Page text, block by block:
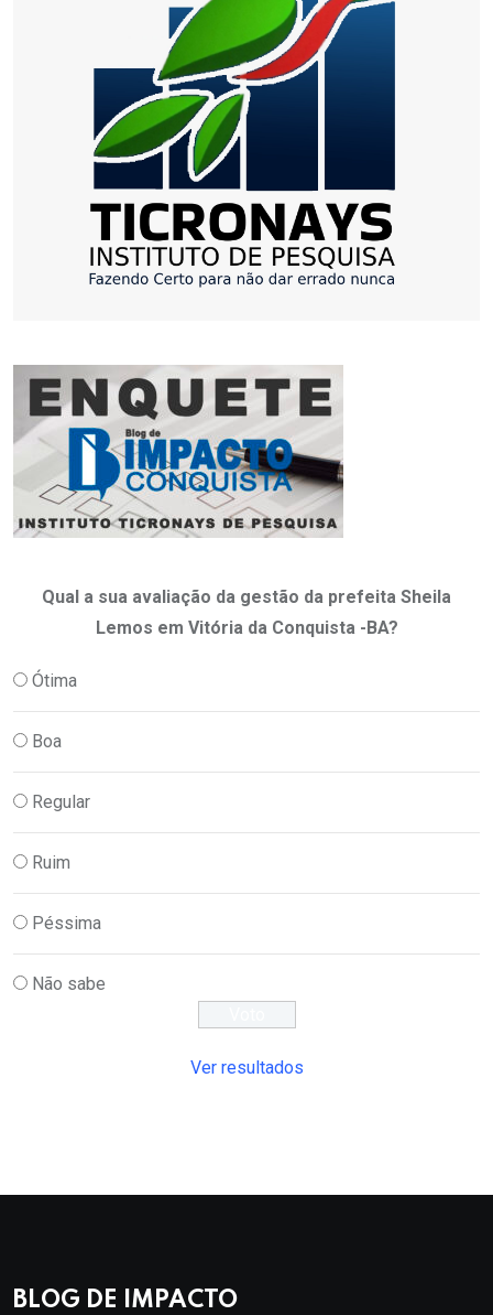
Qual a sua avaliação da gestão da prefeita Sheila
Lemos em Vitória da Conquista -BA?
Ótima
Boa
Regular
Ruim
Péssima
Não sabe
Ver resultados
BLOG DE IMPACTO